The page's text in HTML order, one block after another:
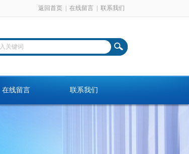
返回首页 在线留言 联系我们
在线留言 联系我们